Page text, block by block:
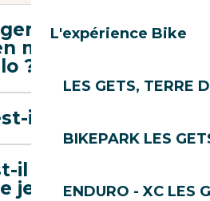
L'expérience Bike
LES GETS, TERRE
BIKEPARK LES
ENDURO - XC LES
mon
même temps
?
il payant ?
il en sécurité
je déjeune ?